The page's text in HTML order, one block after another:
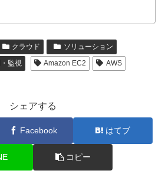
クラウド
ソリューション
監視 Amazon EC2
AWS
シェアする
Facebook はてブ
コピー